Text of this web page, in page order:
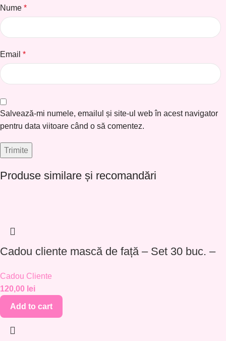
Nume *
Email *
Salvează-mi numele, emailul și site-ul web în acest navigator
pentru data viitoare când o să comentez.
Produse similare și recomandări
Cadou cliente mască de față – Set 30 buc. –
Cadou Cliente
120,00 lei
Add to cart